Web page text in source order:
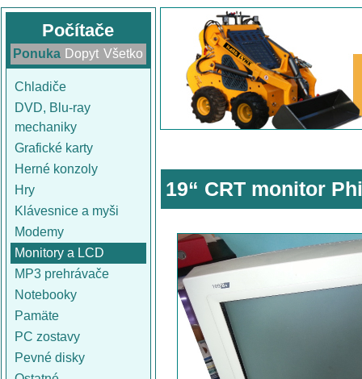
Počítače
Ponuka Dopyt Všetko
Chladiče
DVD, Blu-ray
mechaniky
Grafické karty
Herné konzoly
Hry
Klávesnice a myši
Modemy
Monitory a LCD
MP3 prehrávače
Notebooky
Pamäte
PC zostavy
Pevné disky
19“ CRT monitor